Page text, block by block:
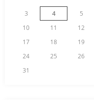
3
4 5
10
11 12
17
18 19
24
25 26
31